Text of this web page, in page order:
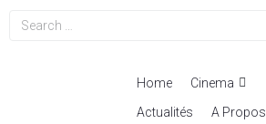
Home Cinema
Actualités
A Propos